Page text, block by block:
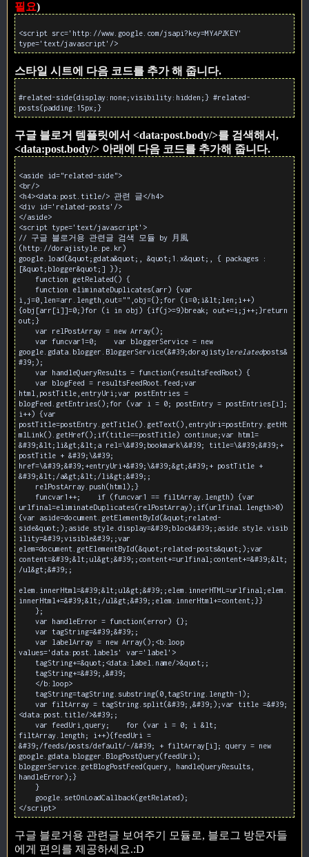
필요)
<script src='http://www.google.com/jsapi?key=MYAPIKEY'
type='text/javascript'/>
스타일 시트에 다음 코드를 추가 해 줍니다.
#related-side{display:none;visibility:hidden;} #related-
posts{padding:15px;}
구글 블로거 템플릿에서 <data:post.body/>를 검색해서,
<data:post.body/> 아래에 다음 코드를 추가해 줍니다.
<aside id="related-side">
<br/>
<h4><data:post.title/> 관련 글</h4>
<div id='related-posts'/>
</aside>
<script type='text/javascript'>
// 구글 블로거용 관련글 검색 모듈 by 月風
(http://dorajistyle.pe.kr)
google.load(&quot;gdata&quot;, &quot;1.x&quot;, { packages :
[&quot;blogger&quot;] });
function getRelated() {
function eliminateDuplicates(arr) {var
i,j=0,len=arr.length,out="",obj={};for (i=0;i&lt;len;i++)
{obj[arr[i]]=0;}for (i in obj) {if(j>=9)break; out+=i;j++;}return
out;}
var relPostArray = new Array();
var funcvar1=0; var bloggerService = new
google.gdata.blogger.BloggerService(&#39;dorajistylerelatedposts&
#39;);
var handleQueryResults = function(resultsFeedRoot) {
var blogFeed = resultsFeedRoot.feed;var
html,postTitle,entryUri;var postEntries =
blogFeed.getEntries();for (var i = 0; postEntry = postEntries[i];
i++) {var
postTitle=postEntry.getTitle().getText(),entryUri=postEntry.getHt
mlLink().getHref();if(title==postTitle) continue;var html=
&#39;&lt;li&gt;&lt;a rel=\&#39;bookmark\&#39; title=\&#39;&#39;+
postTitle + &#39;\&#39;
href=\&#39;&#39;+entryUri+&#39;\&#39;&gt;&#39;+ postTitle +
&#39;&lt;/a&gt;&lt;/li&gt;&#39;;
relPostArray.push(html);}
funcvar1++; if (funcvar1 == filtArray.length) {var
urlfinal=eliminateDuplicates(relPostArray);if(urlfinal.length>0)
{var aside=document.getElementById(&quot;related-
side&quot;);aside.style.display=&#39;block&#39;;aside.style.visib
ility=&#39;visible&#39;;var
elem=document.getElementById(&quot;related-posts&quot;);var
content=&#39;&lt;ul&gt;&#39;;content+=urlfinal;content+=&#39;&lt;
/ul&gt;&#39;;
elem.innerHtml=&#39;&lt;ul&gt;&#39;;elem.innerHTML=urlfinal;elem.
innerHtml+=&#39;&lt;/ul&gt;&#39;;elem.innerHtml+=content;}}
};
var handleError = function(error) {};
var tagString=&#39;&#39;;
var labelArray = new Array();<b:loop
values='data:post.labels' var='label'>
tagString+=&quot;<data:label.name/>&quot;;
tagString+=&#39;,&#39;
</b:loop>
tagString=tagString.substring(0,tagString.length-1);
var filtArray = tagString.split(&#39;,&#39;);var title =&#39;
<data:post.title/>&#39;;
var feedUri,query; for (var i = 0; i &lt;
filtArray.length; i++){feedUri =
&#39;/feeds/posts/default/-/&#39; + filtArray[i]; query = new
google.gdata.blogger.BlogPostQuery(feedUri);
bloggerService.getBlogPostFeed(query, handleQueryResults,
handleError);}
}
google.setOnLoadCallback(getRelated);
</script>
구글 블로거용 관련글 보여주기 모듈로, 블로그 방문자들
에게 편의를 제공하세요.:D